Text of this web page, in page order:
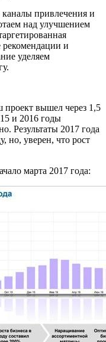
привлечения и
над улучшением
и
уделяем
вышел через 1,5
и 2016 годы
Результаты 2017 года
но, уверен, что рост
марта 2017 года: